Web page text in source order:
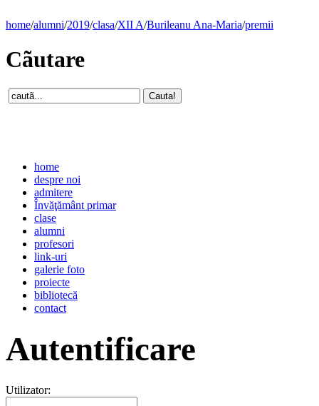
home/alumni/2019/clasa/XII A/Burileanu Ana-Maria/premii
Cãutare
home
despre noi
admitere
Învăţământ primar
clase
alumni
profesori
link-uri
galerie foto
proiecte
bibliotecă
contact
Autentificare
Utilizator: